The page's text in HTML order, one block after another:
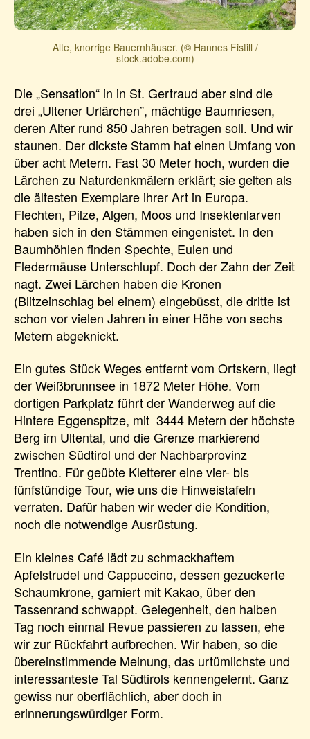
Alte, knorrige Bauernhäuser. (© Hannes Fistill /
stock.adobe.com)
Die „Sensation“ in in St. Gertraud aber sind die
drei „Ultener Urlärchen”, mächtige Baumriesen,
deren Alter rund 850 Jahren betragen soll. Und wir
staunen. Der dickste Stamm hat einen Umfang von
über acht Metern. Fast 30 Meter hoch, wurden die
Lärchen zu Naturdenkmälern erklärt; sie gelten als
die ältesten Exemplare ihrer Art in Europa.
Flechten, Pilze, Algen, Moos und Insektenlarven
haben sich in den Stämmen eingenistet. In den
Baumhöhlen finden Spechte, Eulen und
Fledermäuse Unterschlupf. Doch der Zahn der Zeit
nagt. Zwei Lärchen haben die Kronen
(Blitzeinschlag bei einem) eingebüsst, die dritte ist
schon vor vielen Jahren in einer Höhe von sechs
Metern abgeknickt.
Ein gutes Stück Weges entfernt vom Ortskern, liegt
der Weißbrunnsee in 1872 Meter Höhe. Vom
dortigen Parkplatz führt der Wanderweg auf die
Hintere Eggenspitze, mit 3444 Metern der höchste
Berg im Ultental, und die Grenze markierend
zwischen Südtirol und der Nachbarprovinz
Trentino. Für geübte Kletterer eine vier- bis
fünfstündige Tour, wie uns die Hinweistafeln
verraten. Dafür haben wir weder die Kondition,
noch die notwendige Ausrüstung.
Ein kleines Café lädt zu schmackhaftem
Apfelstrudel und Cappuccino, dessen gezuckerte
Schaumkrone, garniert mit Kakao, über den
Tassenrand schwappt. Gelegenheit, den halben
Tag noch einmal Revue passieren zu lassen, ehe
wir zur Rückfahrt aufbrechen. Wir haben, so die
übereinstimmende Meinung, das urtümlichste und
interessanteste Tal Südtirols kennengelernt. Ganz
gewiss nur oberflächlich, aber doch in
erinnerungswürdiger Form.